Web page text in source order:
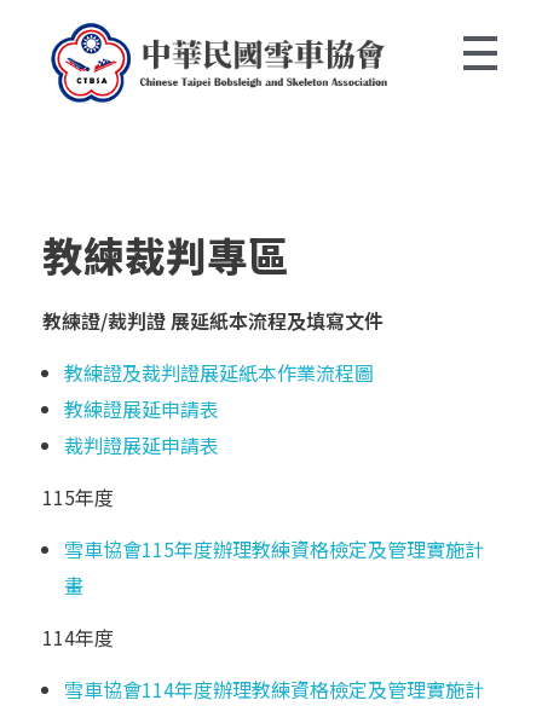
教練裁判專區
教練證/裁判證 展延紙本流程及填寫文件
教練證及裁判證展延紙本作業流程圖
教練證展延申請表
裁判證展延申請表
115年度
雪車協會115年度辦理教練資格檢定及管理實施計
畫
114年度
雪車協會114年度辦理教練資格檢定及管理實施計